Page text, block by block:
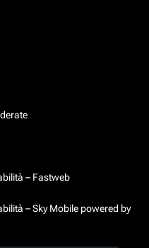
– Fastweb
– Sky Mobile powered by